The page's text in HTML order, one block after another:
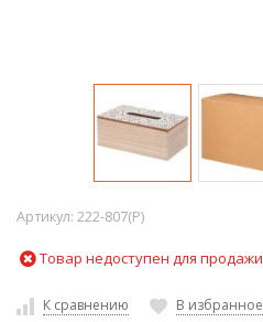
Артикул: 222-807(P)
Товар недоступен для продажи
К сравнению В избранное